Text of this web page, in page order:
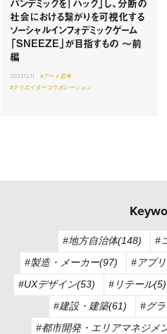
社会における繋がりを可視化する
ソーシャルインフォデミックゲーム
「SNEEZE」が目指すもの 〜前
編
2023.12.11
#アート思考
#クリエイターコラボレーション
#地方自治体(148)
#
#製造・メーカー(97)
#アプ
#UXデザイン(53)
#リテール(5)
#建設・建築(61)
#グ
#都市開発・エリアマネジメ